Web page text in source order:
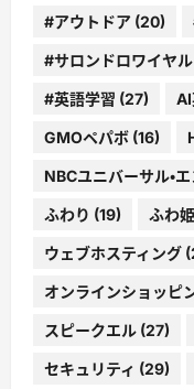
#アウトドア (20)
#サロンドロワイヤル
#英語学習 (27)
GMOペパボ (16)
NBCユニバーサル・
ふわり (19) ふわ姫
ウェブホスティング
オンラインショッピ
スピークエル (27)
セキュリティ (29)